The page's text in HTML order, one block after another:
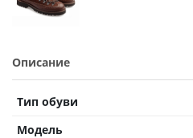
Описание
Тип обуви
Модель